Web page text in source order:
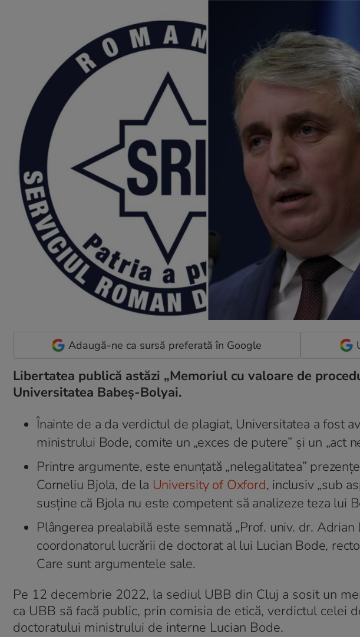
Adaugă-ne ca sursă preferată în Google
Libertatea publică astăzi „Memoriul cu valoare de
Universitatea Babeș-Bolyai.
Înainte de a da verdictul de plagiat, Universitatea a fost
ministrului Bode, comite un „exces de putere” și un „act
Printre argumente, este enunțată „nelegalitatea”
Corneliu Bjola, de la University of Oxford, inclusiv „sub
susține că Bjola nu este competent să analizeze teza lui
Plângerea prealabilă este semnată „Prof. univ. dr. Adrian
coordonatorul lucrării de doctorat al lui Lucian Bode,
Care sunt argumentele sale.
Pe 12 decembrie 2022, la sediul UBB din Cluj a sosit un
ca UBB să facă public, prin comisia de etică, verdictul celei
doctoratului ministrului de interne Lucian Bode.